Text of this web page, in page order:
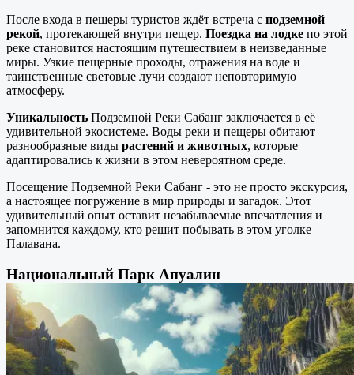
После входа в пещеры туристов ждёт встреча с подземной
рекой, протекающей внутри пещер. Поездка на лодке по этой
реке становится настоящим путешествием в неизведанные
миры. Узкие пещерные проходы, отражения на воде и
таинственные световые лучи создают неповторимую
атмосферу.
Уникальность Подземной Реки Сабанг заключается в её
удивительной экосистеме. Воды реки и пещеры обитают
разнообразные виды растений и животных, которые
адаптировались к жизни в этом невероятном среде.
Посещение Подземной Реки Сабанг - это не просто экскурсия,
а настоящее погружение в мир природы и загадок. Этот
удивительный опыт оставит незабываемые впечатления и
запомнится каждому, кто решит побывать в этом уголке
Палавана.
Национальный Парк Апуалин